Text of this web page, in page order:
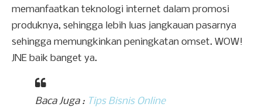
memanfaatkan teknologi internet dalam promosi
produknya, sehingga lebih luas jangkauan pasarnya
sehingga memungkinkan peningkatan omset. WOW!
JNE baik banget ya.
Baca Juga : Tips Bisnis Online